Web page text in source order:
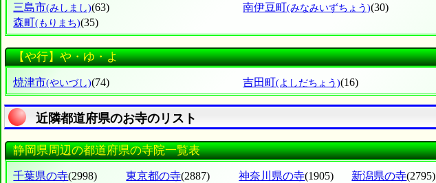
三島市(みしまし)(63) 南伊豆町(みなみいずちょう)(30)
森町(もりまち)(35)
【や行】や・ゆ・よ
焼津市(やいづし)(74) 吉田町(よしだちょう)(16)
近隣都道府県のお寺のリスト
静岡県周辺の都道府県の寺院一覧表
千葉県の寺(2998) 東京都の寺(2887) 神奈川県の寺(1905) 新潟県の寺(2795)